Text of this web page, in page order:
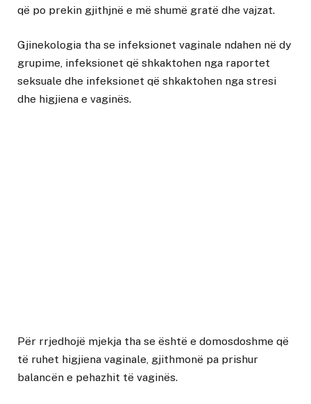
që po prekin gjithjnë e më shumë gratë dhe vajzat.
Gjinekologia tha se infeksionet vaginale ndahen në dy
grupime, infeksionet që shkaktohen nga raportet
seksuale dhe infeksionet që shkaktohen nga stresi
dhe higjiena e vaginës.
Për rrjedhojë mjekja tha se është e domosdoshme që
të ruhet higjiena vaginale, gjithmonë pa prishur
balancën e pehazhit të vaginës.